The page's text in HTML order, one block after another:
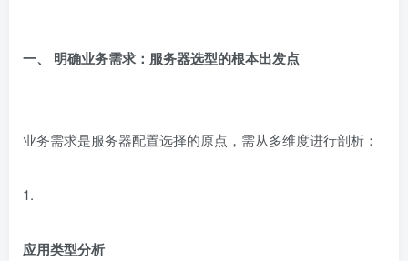
一、 明确业务需求：服务器选型的根本出发点
业务需求是服务器配置选择的原点，需从多维度进行剖析：
1.
应用类型分析